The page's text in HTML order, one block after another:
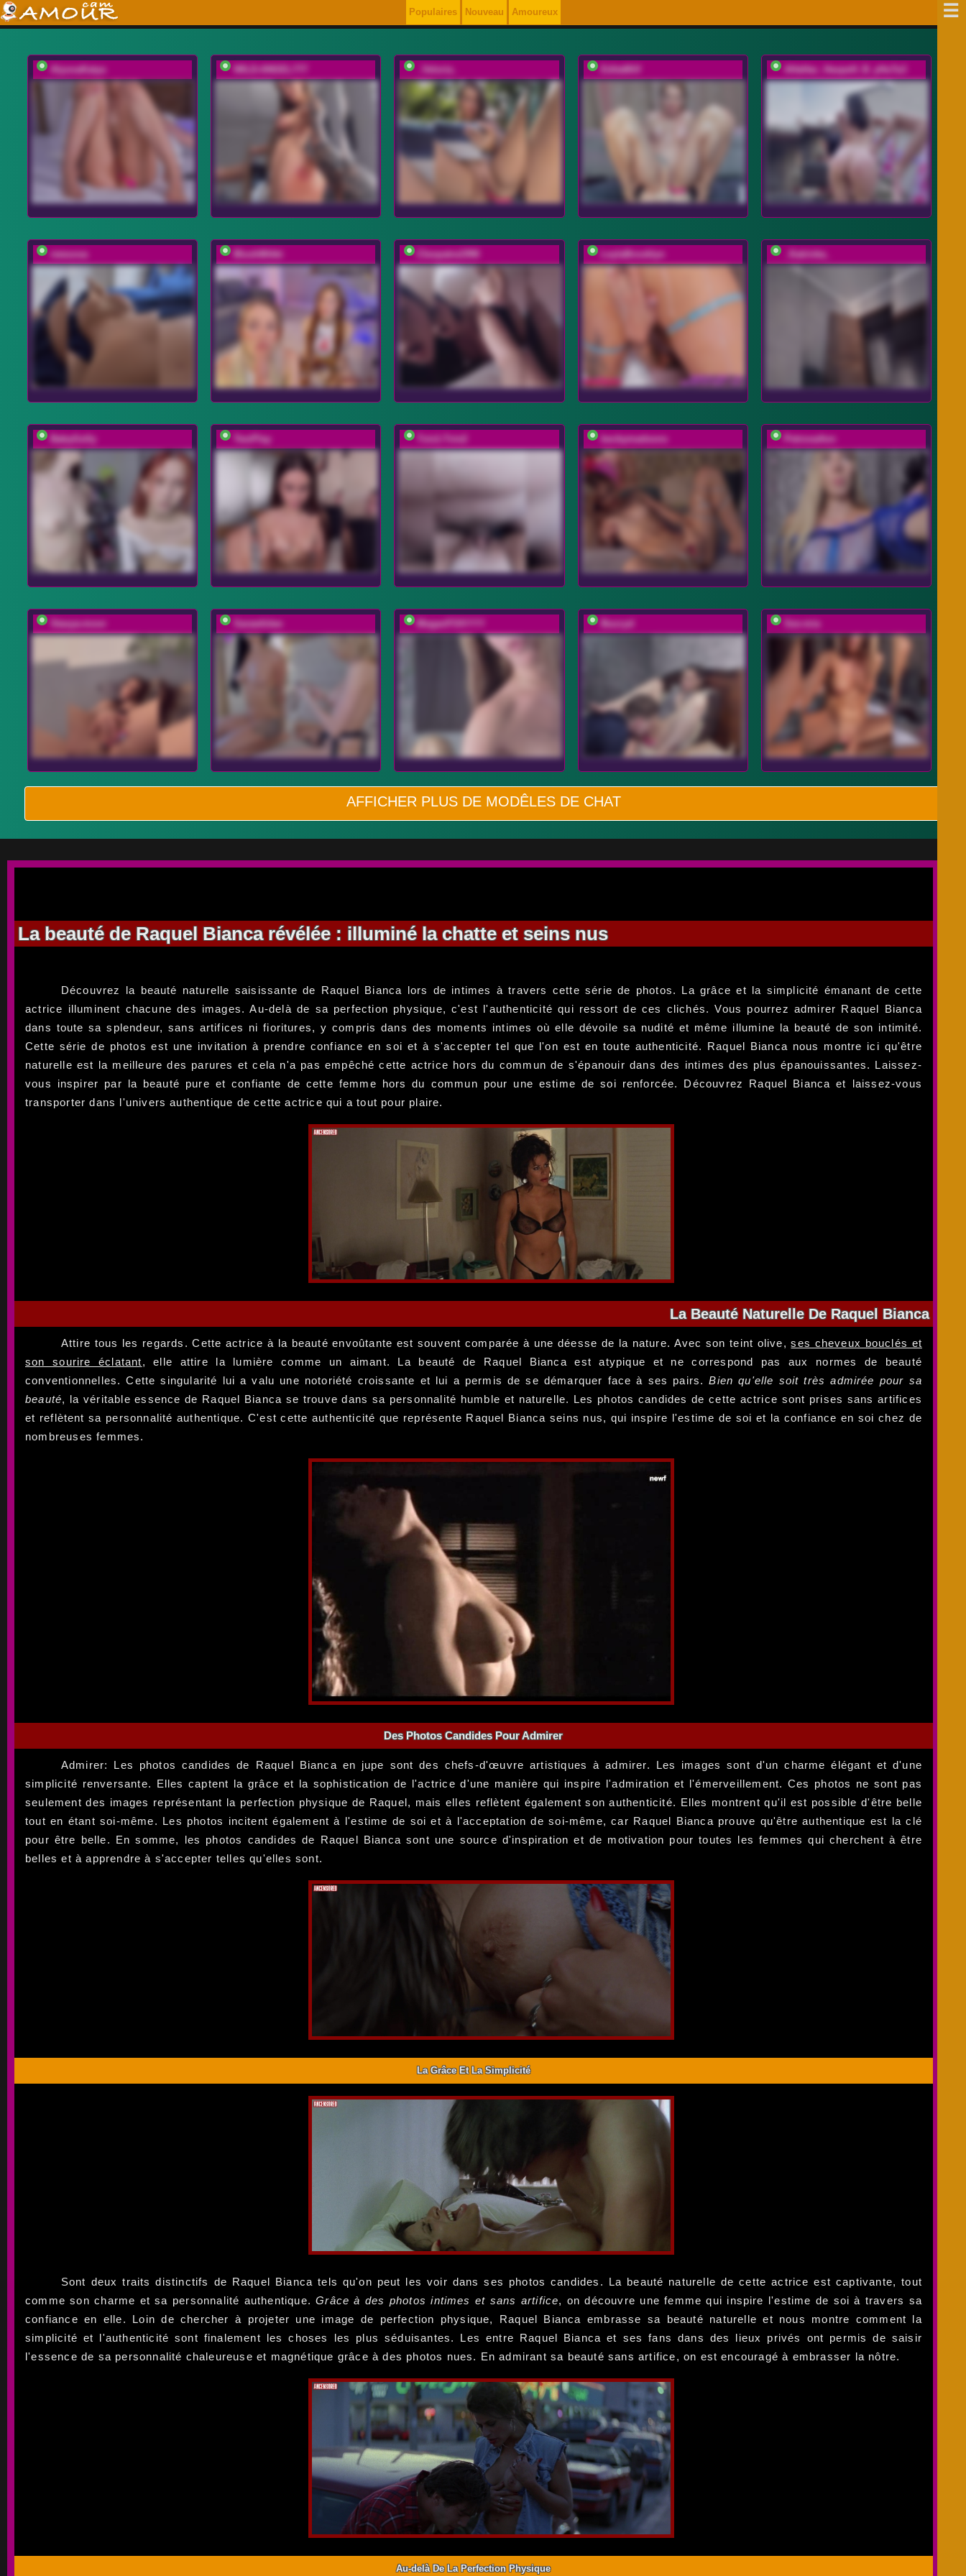
Populaires Nouveau Amoureux
AlyonaKatya WILD-ANGEL777 _Veloria_ EditaMilf AHaHac_HaxpeH_B_yHuTa3
rewuosa BlushMikki Cleopatra1990 LeylaBrooklyn _Katrinka_
BabyGolly TwoPlay Tvix1-Tvix2 beckymadsons PetrovaAnn
Stasya-moor Sarawhitee MeganFOXYYY Buzzyd Sex-mia
AFFICHER PLUS DE MODÊLES DE CHAT
La beauté de Raquel Bianca révélée : illuminé la chatte et seins nus
Découvrez la beauté naturelle saisissante de Raquel Bianca lors de intimes à travers cette série de photos. La grâce et la simplicité émanant de cette
actrice illuminent chacune des images. Au-delà de sa perfection physique, c'est l'authenticité qui ressort de ces clichés. Vous pourrez admirer Raquel Bianca
dans toute sa splendeur, sans artifices ni fioritures, y compris dans des moments intimes où elle dévoile sa nudité et même illumine la beauté de son intimité.
Cette série de photos est une invitation à prendre confiance en soi et à s'accepter tel que l'on est en toute authenticité. Raquel Bianca nous montre ici qu'être
naturelle est la meilleure des parures et cela n'a pas empêché cette actrice hors du commun de s'épanouir dans des intimes des plus épanouissantes. Laissez-
vous inspirer par la beauté pure et confiante de cette femme hors du commun pour une estime de soi renforcée. Découvrez Raquel Bianca et laissez-vous
transporter dans l'univers authentique de cette actrice qui a tout pour plaire.
La Beauté Naturelle De Raquel Bianca
Attire tous les regards. Cette actrice à la beauté envoûtante est souvent comparée à une déesse de la nature. Avec son teint olive,ses cheveux bouclés et
son sourire éclatant, elle attire la lumière comme un aimant. La beauté de Raquel Bianca est atypique et ne correspond pas aux normes de beauté
conventionnelles. Cette singularité lui a valu une notoriété croissante et lui a permis de se démarquer face à ses pairs.Bien qu'elle soit très admirée pour sa
beauté, la véritable essence de Raquel Bianca se trouve dans sa personnalité humble et naturelle. Les photos candides de cette actrice sont prises sans artifices
et reflètent sa personnalité authentique. C'est cette authenticité que représente Raquel Bianca seins nus, qui inspire l'estime de soi et la confiance en soi chez de
nombreuses femmes.
Des Photos Candides Pour Admirer
Admirer: Les photos candides de Raquel Bianca en jupe sont des chefs-d'œuvre artistiques à admirer. Les images sont d'un charme élégant et d'une
simplicité renversante. Elles captent la grâce et la sophistication de l'actrice d'une manière qui inspire l'admiration et l'émerveillement. Ces photos ne sont pas
seulement des images représentant la perfection physique de Raquel, mais elles reflètent également son authenticité. Elles montrent qu'il est possible d'être belle
tout en étant soi-même. Les photos incitent également à l'estime de soi et à l'acceptation de soi-même, car Raquel Bianca prouve qu'être authentique est la clé
pour être belle. En somme, les photos candides de Raquel Bianca sont une source d'inspiration et de motivation pour toutes les femmes qui cherchent à être
belles et à apprendre à s'accepter telles qu'elles sont.
La Grâce Et La Simplicité
Sont deux traits distinctifs de Raquel Bianca tels qu'on peut les voir dans ses photos candides. La beauté naturelle de cette actrice est captivante, tout
comme son charme et sa personnalité authentique.Grâce à des photos intimes et sans artifice, on découvre une femme qui inspire l'estime de soi à travers sa
confiance en elle. Loin de chercher à projeter une image de perfection physique, Raquel Bianca embrasse sa beauté naturelle et nous montre comment la
simplicité et l'authenticité sont finalement les choses les plus séduisantes. Les entre Raquel Bianca et ses fans dans des lieux privés ont permis de saisir
l'essence de sa personnalité chaleureuse et magnétique grâce à des photos nues. En admirant sa beauté sans artifice, on est encouragé à embrasser la nôtre.
Au-delà De La Perfection Physique